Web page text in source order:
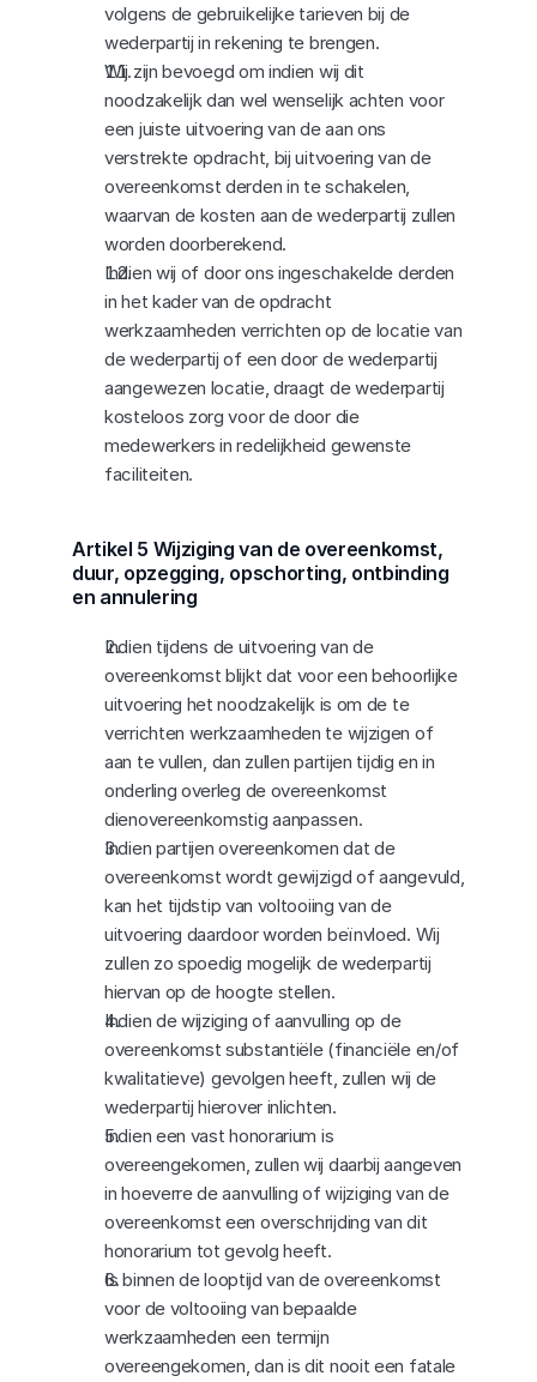
volgens de gebruikelijke tarieven bij de
wederpartij in rekening te brengen.
Wij zijn bevoegd om indien wij dit
noodzakelijk dan wel wenselijk achten voor
een juiste uitvoering van de aan ons
verstrekte opdracht, bij uitvoering van de
overeenkomst derden in te schakelen,
waarvan de kosten aan de wederpartij zullen
worden doorberekend.
Indien wij of door ons ingeschakelde derden
in het kader van de opdracht
werkzaamheden verrichten op de locatie van
de wederpartij of een door de wederpartij
aangewezen locatie, draagt de wederpartij
kosteloos zorg voor de door die
medewerkers in redelijkheid gewenste
faciliteiten.
Artikel 5 Wijziging van de overeenkomst,
duur, opzegging, opschorting, ontbinding
en annulering
Indien tijdens de uitvoering van de
overeenkomst blijkt dat voor een behoorlijke
uitvoering het noodzakelijk is om de te
verrichten werkzaamheden te wijzigen of
aan te vullen, dan zullen partijen tijdig en in
onderling overleg de overeenkomst
dienovereenkomstig aanpassen.
Indien partijen overeenkomen dat de
overeenkomst wordt gewijzigd of aangevuld,
kan het tijdstip van voltooiing van de
uitvoering daardoor worden beïnvloed. Wij
zullen zo spoedig mogelijk de wederpartij
hiervan op de hoogte stellen.
Indien de wijziging of aanvulling op de
overeenkomst substantiële (financiële en/of
kwalitatieve) gevolgen heeft, zullen wij de
wederpartij hierover inlichten.
Indien een vast honorarium is
overeengekomen, zullen wij daarbij aangeven
in hoeverre de aanvulling of wijziging van de
overeenkomst een overschrijding van dit
honorarium tot gevolg heeft.
Is binnen de looptijd van de overeenkomst
voor de voltooiing van bepaalde
werkzaamheden een termijn
overeengekomen, dan is dit nooit een fatale